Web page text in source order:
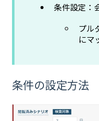
条件設定：
プル
にマ
条件の設定方法